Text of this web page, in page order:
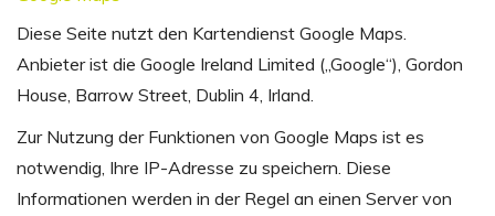
Diese Seite nutzt den Kartendienst Google Maps.
Anbieter ist die Google Ireland Limited („Google“), Gordon
House, Barrow Street, Dublin 4, Irland.
Zur Nutzung der Funktionen von Google Maps ist es
notwendig, Ihre IP-Adresse zu speichern. Diese
Informationen werden in der Regel an einen Server von